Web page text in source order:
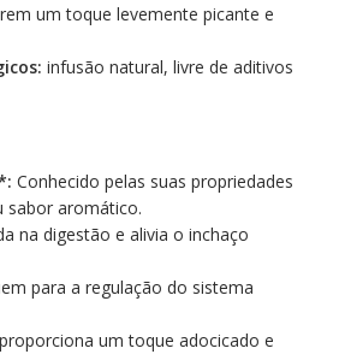
um toque levemente picante e
infusão natural, livre de aditivos
Conhecido pelas suas propriedades
sabor aromático.
na digestão e alivia o inchaço
para a regulação do sistema
proporciona um toque adocicado e